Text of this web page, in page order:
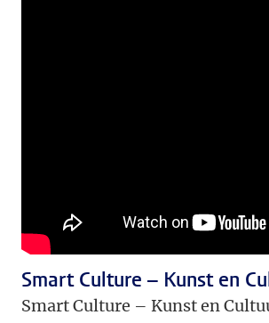
Smart Culture – Kunst en
Smart Culture – Kunst en